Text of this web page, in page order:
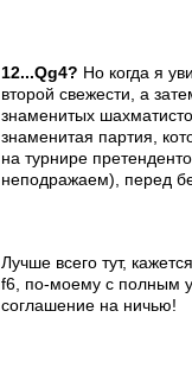
12...Qg4? Но когда я
второй свежести, а
знаменитых
знаменитая партия,
на турнире
неподражаем), перед
Лучше всего тут,
f6, по-моему с полным
соглашение на ничью!